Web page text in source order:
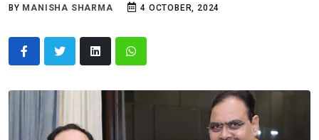
BY MANISHA SHARMA 4 OCTOBER, 2024